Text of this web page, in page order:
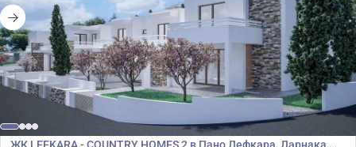
Жилой комплекс